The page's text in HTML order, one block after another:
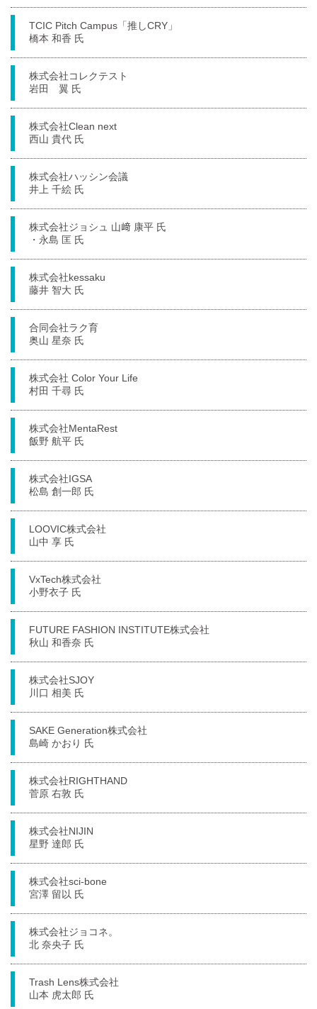
TCIC Pitch Campus「推しCRY」
橋本 和香 氏
株式会社コレクテスト
岩田 翼 氏
株式会社Clean next
西山 貴代 氏
株式会社ハッシン会議
井上 千絵 氏
株式会社ジョシュ 山﨑 康平 氏
・永島 匡 氏
株式会社kessaku
藤井 智大 氏
合同会社ラク育
奥山 星奈 氏
株式会社 Color Your Life
村田 千尋 氏
株式会社MentaRest
飯野 航平 氏
株式会社IGSA
松島 創一郎 氏
LOOVIC株式会社
山中 享 氏
VxTech株式会社
小野衣子 氏
FUTURE FASHION INSTITUTE株式会社
秋山 和香奈 氏
株式会社SJOY
川口 相美 氏
SAKE Generation株式会社
島崎 かおり 氏
株式会社RIGHTHAND
菅原 右敦 氏
株式会社NIJIN
星野 達郎 氏
株式会社sci-bone
宮澤 留以 氏
株式会社ジョコネ。
北 奈央子 氏
Trash Lens株式会社
山本 虎太郎 氏